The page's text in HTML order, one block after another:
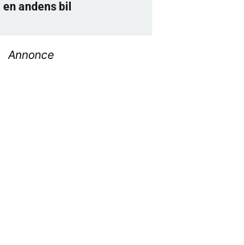
en andens bil
Annonce